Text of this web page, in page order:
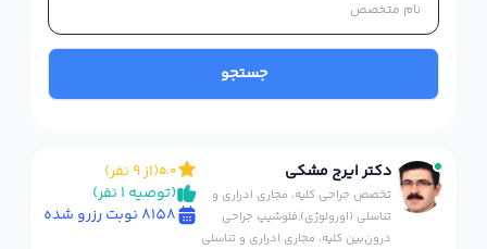
جستجو
دکتر ایرج مشکی
تخصص جراحی کلیه، مجاری ادراری و
تناسلی (اورولوژی),فلوشیپ جراحی
درون‌بین کلیه، مجاری ادراری و تناسلی
5.0(از 9 نفر)
(توصیه 1 نفر)
8158 نوبت رزرو شده